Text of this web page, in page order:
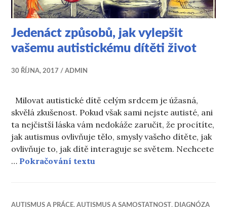
Jedenáct způsobů, jak vylepšit
vašemu autistickému dítěti život
30 ŘÍJNA, 2017 ADMIN
Milovat autistické dítě celým srdcem je úžasná,
skvělá zkušenost. Pokud však sami nejste autisté, ani
ta nejčistší láska vám nedokáže zaručit, že procítíte,
jak autismus ovlivňuje tělo, smysly vašeho dítěte, jak
ovlivňuje to, jak dítě interaguje se světem. Nechcete
… Pokračování textu
AUTISMUS A PRÁCE,AUTISMUS A SAMOSTATNOST, DIAGNÓZA